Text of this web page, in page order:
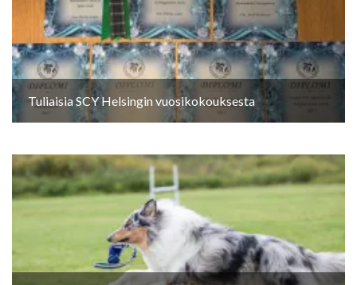
Tuliaisia SCY Helsingin vuosikokouksesta